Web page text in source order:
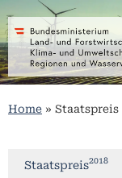
Home »
Staatspreis2018